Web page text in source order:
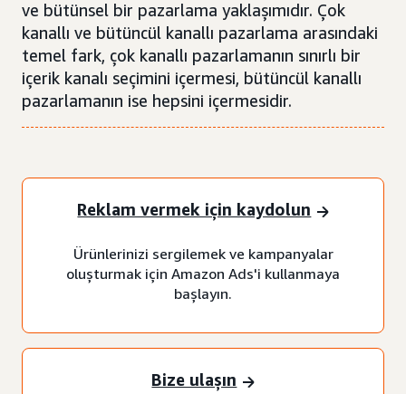
ve bütünsel bir pazarlama yaklaşımıdır. Çok
kanallı ve bütüncül kanallı pazarlama arasındaki
temel fark, çok kanallı pazarlamanın sınırlı bir
içerik kanalı seçimini içermesi, bütüncül kanallı
pazarlamanın ise hepsini içermesidir.
Reklam vermek için kaydolun
Ürünlerinizi sergilemek ve kampanyalar
oluşturmak için Amazon Ads'i kullanmaya
başlayın.
Bize ulaşın